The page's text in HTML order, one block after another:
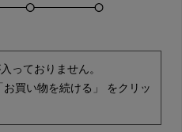
っておりません。
買い物を続ける」 をクリッ